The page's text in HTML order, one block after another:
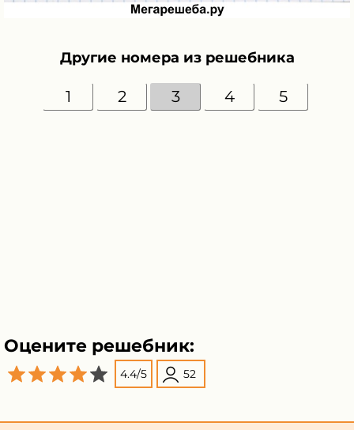
Другие номера из решебника
1 2 3 4 5
Оцените решебник:
4.4/5 52